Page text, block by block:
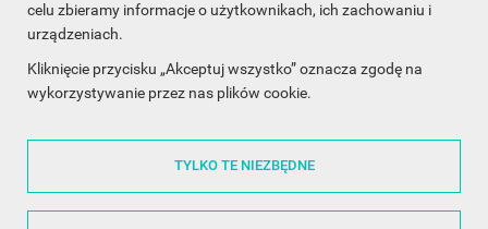
celu zbieramy informacje o użytkownikach, ich zachowaniu i
urządzeniach.
Kliknięcie przycisku „Akceptuj wszystko” oznacza zgodę na
wykorzystywanie przez nas plików cookie.
TYLKO TE NIEZBĘDNE
OBSŁUGA KLIENTA
WSPÓŁPRACA
ŚLEDŹ NAS NA FACEBOOKU
Made with❤in Poland